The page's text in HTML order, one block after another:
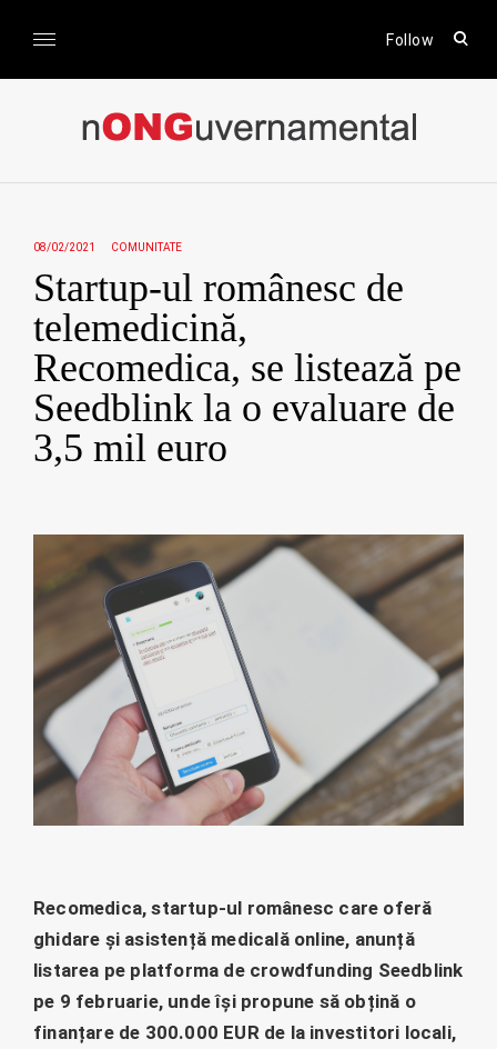
Follow
open
form
nONGuvernamental
08/02/2021 COMUNITATE
Startup-ul românesc de
telemedicină,
Recomedica, se listează pe
Seedblink la o evaluare de
3,5 mil euro
Recomedica, startup-ul românesc care oferă
ghidare și asistență medicală online, anunță
listarea pe platforma de crowdfunding Seedblink
pe 9 februarie, unde își propune să obțină o
finanțare de 300.000 EUR de la investitori locali,